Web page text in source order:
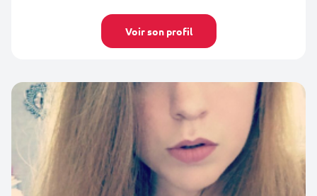
Voir son profil